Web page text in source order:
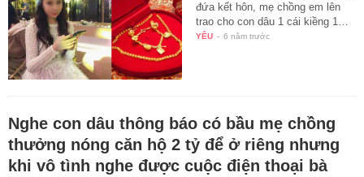
đứa kết hôn, mẹ chồng em lên
trao cho con dâu 1 cái kiềng 1…
YÊU - 6 năm trước
Nghe con dâu thông báo có bầu mẹ chồng
thưởng nóng căn hộ 2 tỷ để ở riêng nhưng
khi vô tình nghe được cuộc điện thoại bà